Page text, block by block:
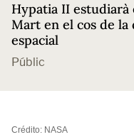
Hypatia II estudiarà
Mart en el cos de la
espacial
Públic
Crédito: NASA